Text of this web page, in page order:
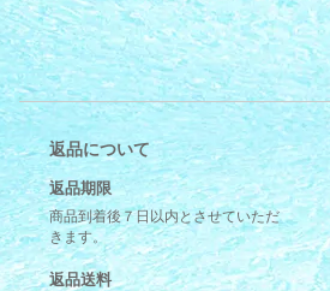
返品について
返品期限
商品到着後７日以内とさせていただ
きます。
返品送料